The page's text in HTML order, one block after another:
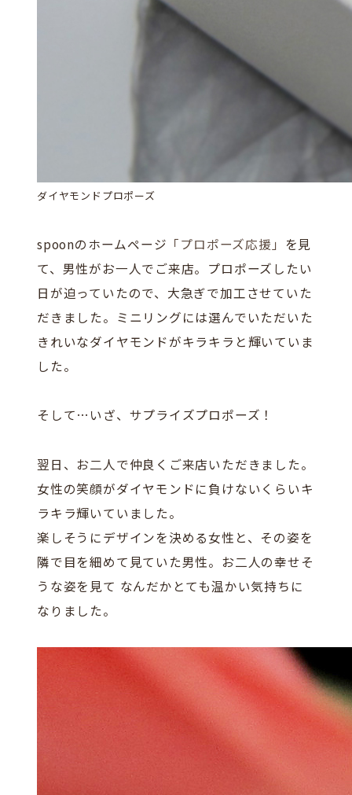
ダイヤモンドプロポーズ
spoonのホームページ 「プロポーズ応援」 を見
て、男性がお一人でご来店。プロポーズしたい
日が迫っていたので、大急ぎで加工させていた
だきました。ミニリングには選んでいただいた
きれいなダイヤモンドがキラキラと輝いていま
した。
そして…いざ、サプライズプロポーズ！
翌日、お二人で仲良くご来店いただきました。
女性の笑顔がダイヤモンドに負けないくらいキ
ラキラ輝いていました。
楽しそうにデザインを決める女性と、その姿を
隣で目を細めて見ていた男性。お二人の幸せそ
うな姿を見て なんだかとても温かい気持ちに
なりました。